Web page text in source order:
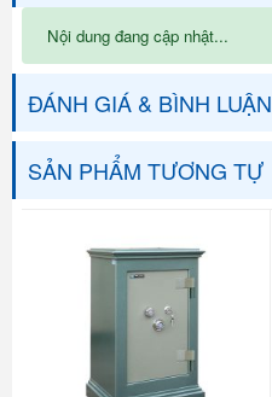
Nội dung đang cập nhật...
ĐÁNH GIÁ & BÌNH LUẬN
SẢN PHẨM TƯƠNG TỰ